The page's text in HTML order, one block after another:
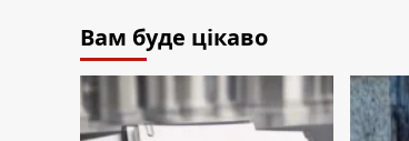
Вам буде цікаво